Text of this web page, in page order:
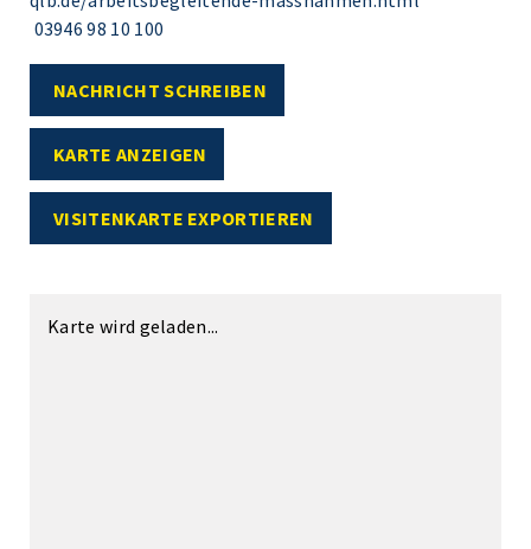
03946 98 10 100
NACHRICHT SCHREIBEN
KARTE ANZEIGEN
VISITENKARTE EXPORTIEREN
Karte wird geladen...